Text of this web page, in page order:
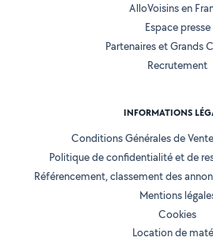
AlloVoisins en
Espace presse
Partenaires et Grands
Recrutement
INFORMATIONS
Conditions Générales de
Politique de confidentialité et de
Référencement, classement des
Mentions
Cookies
Location de